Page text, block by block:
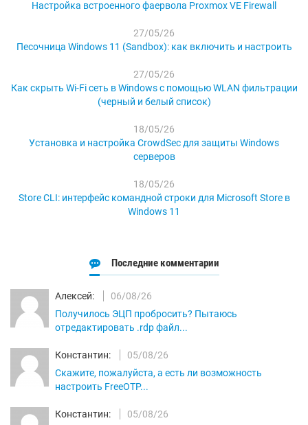
Настройка встроенного фаервола Proxmox VE Firewall
27/05/26
Песочница Windows 11 (Sandbox): как включить и настроить
27/05/26
Как скрыть Wi-Fi сеть в Windows с помощью WLAN фильтрации
(черный и белый список)
18/05/26
Установка и настройка CrowdSec для защиты Windows
серверов
18/05/26
Store CLI: интерфейс командной строки для Microsoft Store в
Windows 11
Последние комментарии
Алексей:
06/08/26
Получилось ЭЦП пробросить? Пытаюсь
отредактировать .rdp файл...
Константин:
05/08/26
Скажите, пожалуйста, а есть ли возможность
настроить FreeOTP...
Константин:
05/08/26